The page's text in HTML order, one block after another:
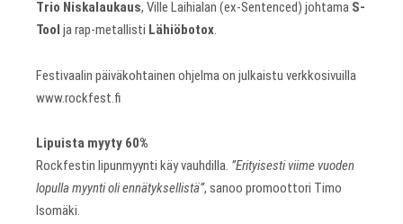
Trio Niskalaukaus, Ville Laihialan (ex-Sentenced) johtama S-
Tool ja rap-metallisti Lähiöbotox.
Festivaalin päiväkohtainen ohjelma on julkaistu verkkosivuilla
www.rockfest.fi
Lipuista myyty 60%
Rockfestin lipunmyynti käy vauhdilla. ”Erityisesti viime vuoden
lopulla myynti oli ennätyksellistä”, sanoo promoottori Timo
Isomäki.